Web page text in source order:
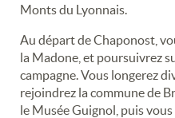
Monts du Lyonnais.
Au départ de Chaponost,
la Madone, et poursuivrez
campagne. Vous longerez
rejoindrez la commune de
le Musée Guignol, puis